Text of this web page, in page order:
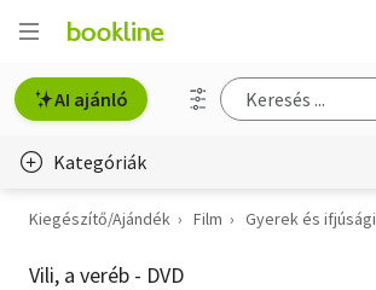
AI ajánló
Kategóriák
Életmód, egészség
Erotika
Kiegészítő/Ajándék Film Gyerek és ifjúsági
Vili, a veréb - DVD